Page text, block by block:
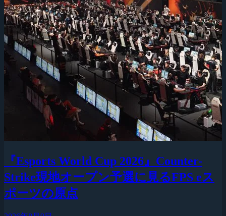
『Esports World Cup 2026』Counter-
Strike現地オープン予選に見るFPS eス
ポーツの原点